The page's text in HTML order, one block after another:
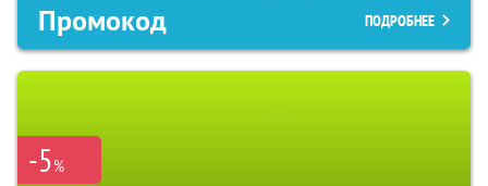
Промокод ПОДРОБНЕЕ
-5%